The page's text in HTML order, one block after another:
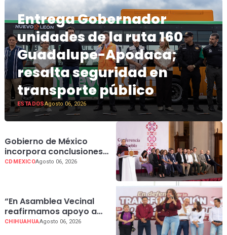
Entrega Gobernador
unidades de la ruta 160
Guadalupe-Apodaca;
resalta seguridad en
transporte público
ESTADOSAgosto 06, 2026
Gobierno de México
incorpora conclusiones
del Comité de Científicos
CDMEXICOAgosto 06, 2026
“En Asamblea Vecinal
reafirmamos apoyo a
nuestra Presidenta
CHIHUAHUAAgosto 06, 2026